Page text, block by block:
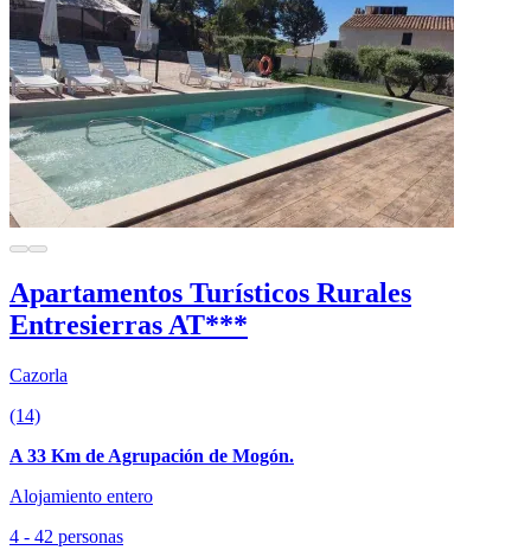
Apartamentos Turísticos Rurales
Entresierras AT***
Cazorla
(14)
A 33 Km de Agrupación de Mogón.
Alojamiento entero
4 - 42 personas